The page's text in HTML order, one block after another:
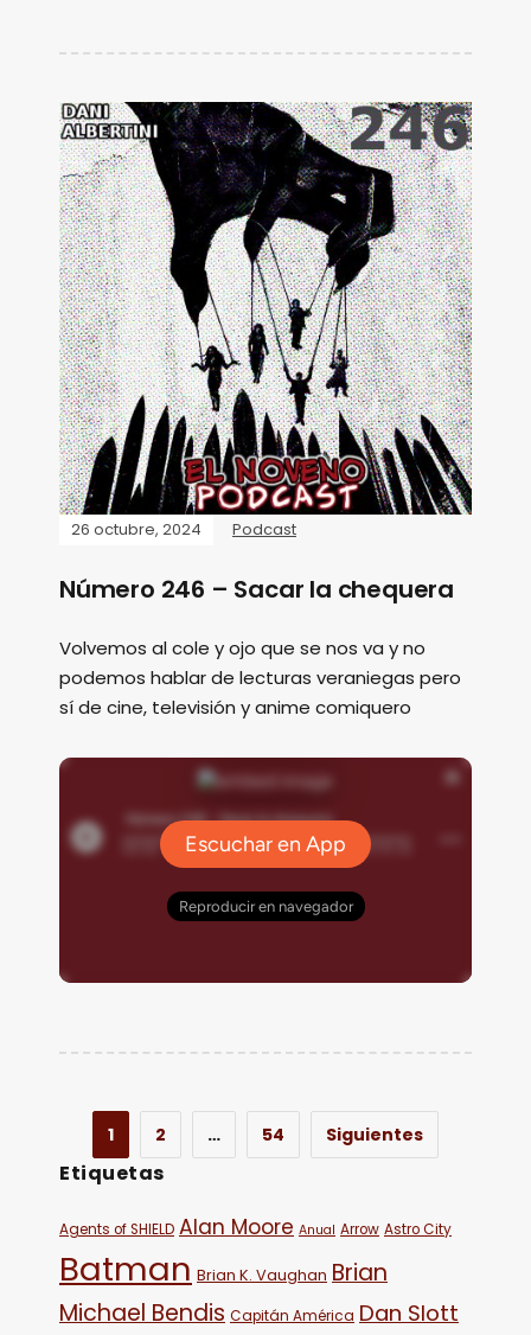
26 octubre, 2024 Podcast
Número 246 – Sacar la chequera
Volvemos al cole y ojo que se nos va y no
podemos hablar de lecturas veraniegas pero
sí de cine, televisión y anime comiquero
1 2 … 54 Siguientes
Etiquetas
Agents of SHIELD Alan Moore Anual Arrow Astro City
Batman Brian K. Vaughan Brian
Michael Bendis Capitán América Dan Slott